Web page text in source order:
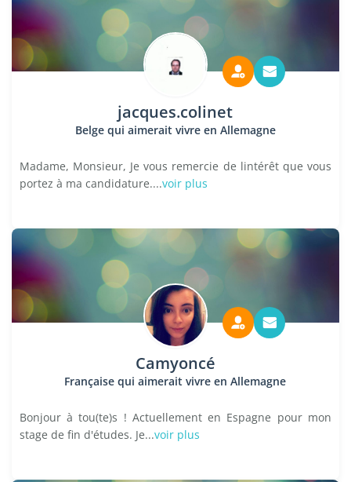
jacques.colinet
Belge qui aimerait vivre en Allemagne
Madame, Monsieur, Je vous remercie de lintérêt que vous
portez à ma candidature....voir plus
Camyoncé
Française qui aimerait vivre en Allemagne
Bonjour à tou(te)s ! Actuellement en Espagne pour mon
stage de fin d'études. Je...voir plus